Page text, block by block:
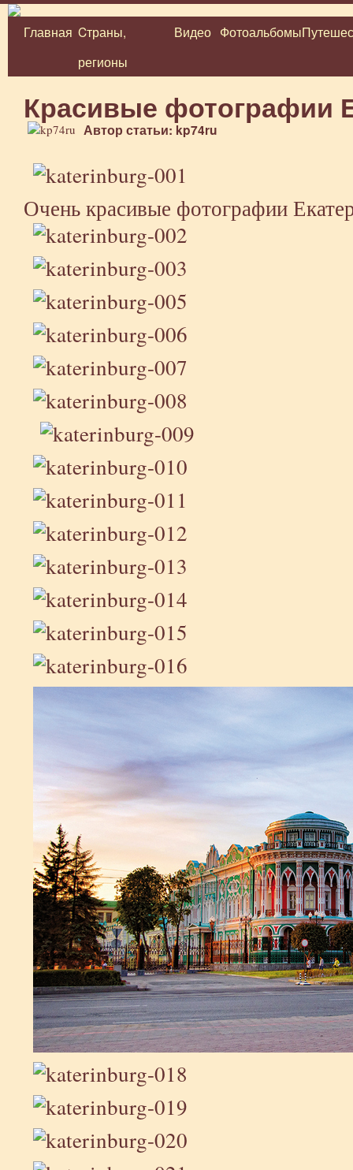
Перейти
Главная Cтраны,
регионы
Видео Фотоальбомы
Красивые фотографии
Автор статьи: kp74ru
Очень красивые фотографии